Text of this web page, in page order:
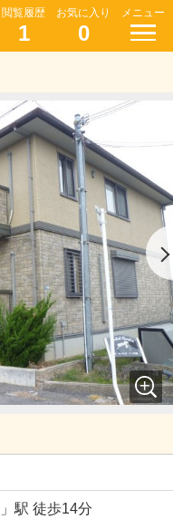
閲覧履歴
1
お気に入り
0
メニュー
」駅 徒歩14分